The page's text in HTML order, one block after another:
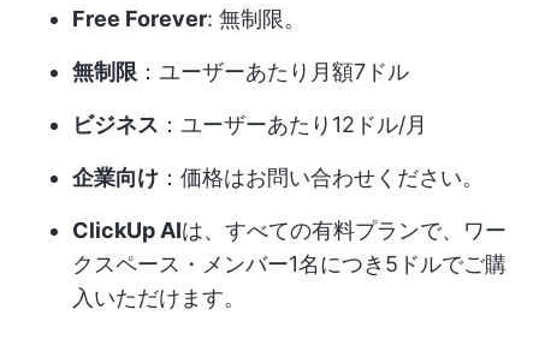
Free Forever: 無制限。
無制限 ：ユーザーあたり月額7ドル
ビジネス ：ユーザーあたり12ドル/月
企業向け ：価格はお問い合わせください。
ClickUp AIは、すべての有料プランで、ワー
クスペース・メンバー1名につき5ドルでご購
入いただけます。